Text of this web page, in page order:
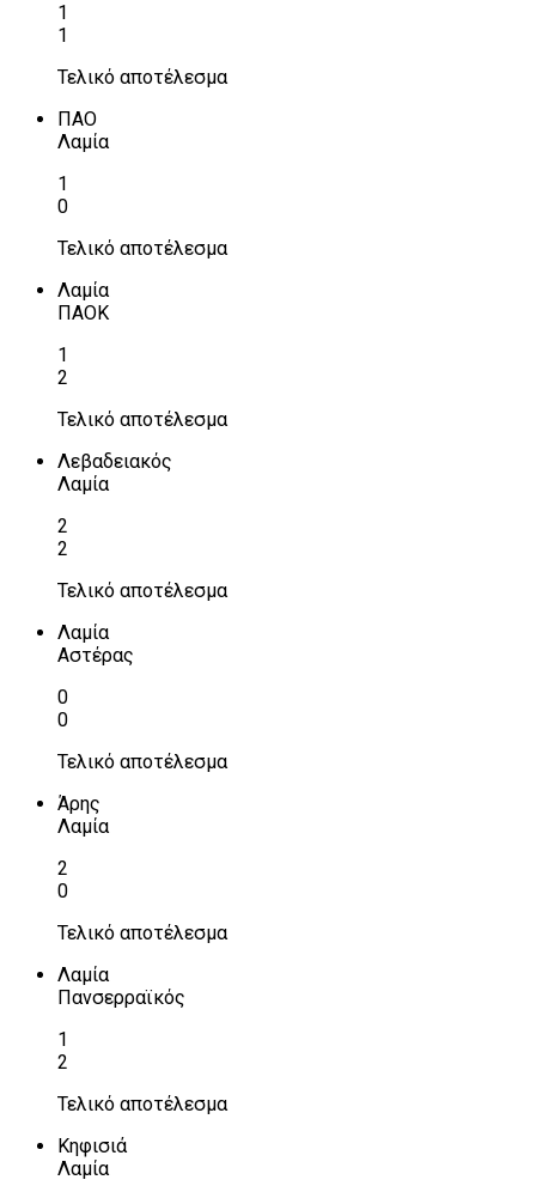
1
1
Τελικό αποτέλεσμα
ΠΑΟ
Λαμία
1
0
Τελικό αποτέλεσμα
Λαμία
ΠΑΟΚ
1
2
Τελικό αποτέλεσμα
Λεβαδειακός
Λαμία
2
2
Τελικό αποτέλεσμα
Λαμία
Αστέρας
0
0
Τελικό αποτέλεσμα
Άρης
Λαμία
2
0
Τελικό αποτέλεσμα
Λαμία
Πανσερραϊκός
1
2
Τελικό αποτέλεσμα
Κηφισιά
Λαμία